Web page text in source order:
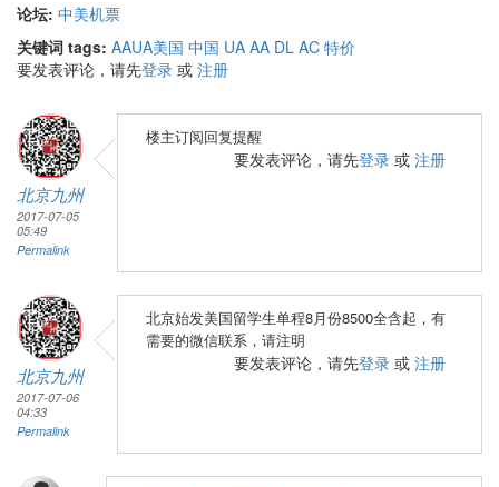
论坛: 中美机票
关键词 tags: AAUA美国 中国 UA AA DL AC 特价
要发表评论，请先登录 或 注册
北京九州
2017-07-05
05:49
Permalink
楼主订阅回复提醒
要发表评论，请先登录 或 注册
北京九州
2017-07-06
04:33
Permalink
北京始发美国留学生单程8月份8500全含起，有
需要的微信联系，请注明
要发表评论，请先登录 或 注册